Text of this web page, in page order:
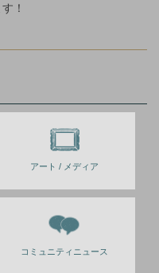
！
アート / メディア
コミュニティニュース